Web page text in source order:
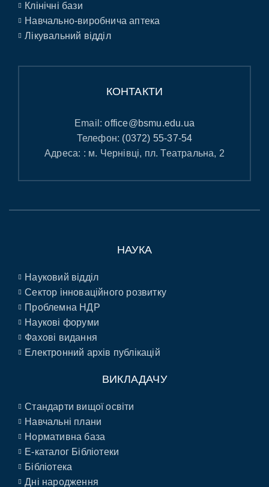
Клінічні бази
Навчально-виробнича аптека
Лікувальний відділ
КОНТАКТИ
Email:office@bsmu.edu.ua
Телефон: (0372) 55-37-54
Адреса: : м. Чернівці, пл. Театральна, 2
НАУКА
Науковий відділ
Сектор інноваційного розвитку
Проблемна НДР
Наукові форуми
Фахові видання
Електронний архів публікацій
ВИКЛАДАЧУ
Стандарти вищої освіти
Навчальні плани
Нормативна база
E-каталог Бібліотеки
Бібліотека
Дні народження